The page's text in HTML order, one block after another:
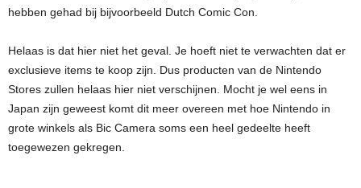
hebben gehad bij bijvoorbeeld Dutch Comic Con.
Helaas is dat hier niet het geval. Je hoeft niet te verwachten dat er
exclusieve items te koop zijn. Dus producten van de Nintendo
Stores zullen helaas hier niet verschijnen. Mocht je wel eens in
Japan zijn geweest komt dit meer overeen met hoe Nintendo in
grote winkels als Bic Camera soms een heel gedeelte heeft
toegewezen gekregen.